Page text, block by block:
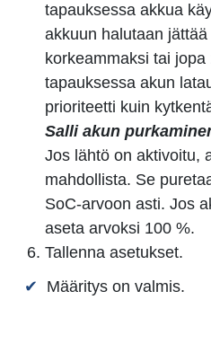
tapauksessa akkua
akkuun halutaan
korkeammaksi tai
tapauksessa akun
prioriteetti kuin
Salli akun
Jos lähtö on aktivoitu,
mahdollista. Se
SoC-arvoon asti. Jos
aseta arvoksi 100 %.
Tallenna asetukset.
Määritys on valmis.